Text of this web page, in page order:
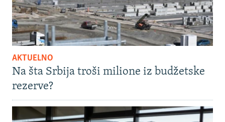
AKTUELNO
Na šta Srbija troši milione iz budžetske
rezerve?